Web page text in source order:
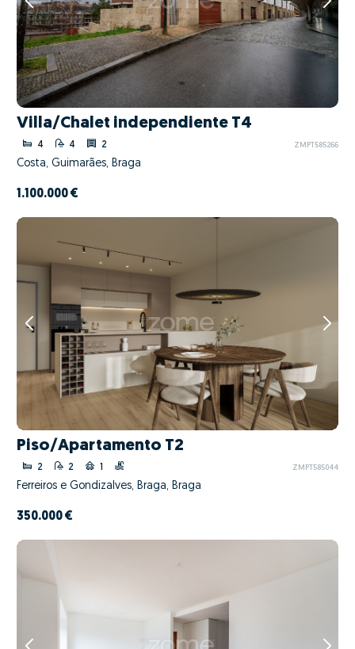
Villa/Chalet independiente T4
4 4 2 ZMPT585266
Costa, Guimarães, Braga
1.100.000 €
Piso/Apartamento T2
2 2 1 ZMPT585044
Ferreiros e Gondizalves, Braga, Braga
350.000 €